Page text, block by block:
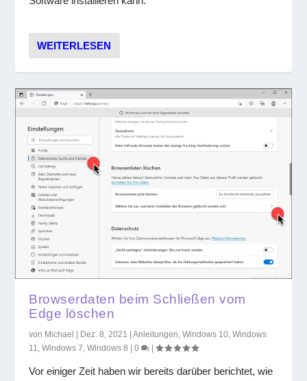
WEITERLESEN
Browserdaten beim Schließen vom
Edge löschen
von Michael Dez. 8, 2021 |Anleitungen,Windows 10,Windows
11,Windows 7,Windows 8 |0 |
Vor einiger Zeit haben wir bereits darüber berichtet, wie